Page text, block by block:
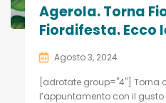
Agerola. Torna
Fiordifesta. Ecco
Agosto 3, 2024
[adrotate group="4"] Torna
l’appuntamento con il